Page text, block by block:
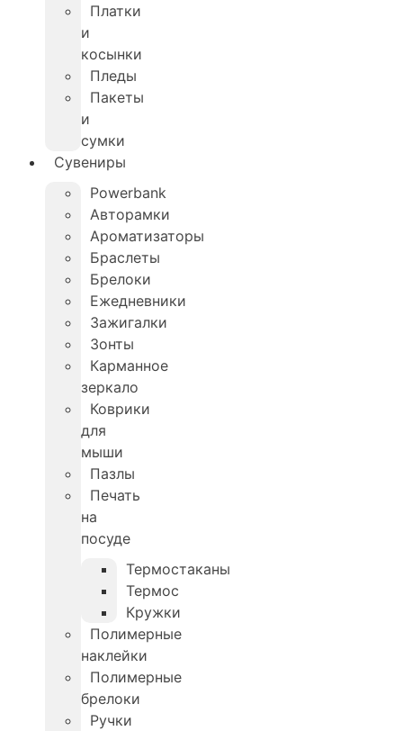
Платки
и
косынки
Пледы
Пакеты
и
сумки
Сувениры
Powerbank
Авторамки
Ароматизаторы
Браслеты
Брелоки
Ежедневники
Зажигалки
Зонты
Карманное
зеркало
Коврики
для
мыши
Пазлы
Печать
на
посуде
Термостаканы
Термос
Кружки
Полимерные
наклейки
Полимерные
брелоки
Ручки